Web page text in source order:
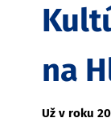
na
Už v roku